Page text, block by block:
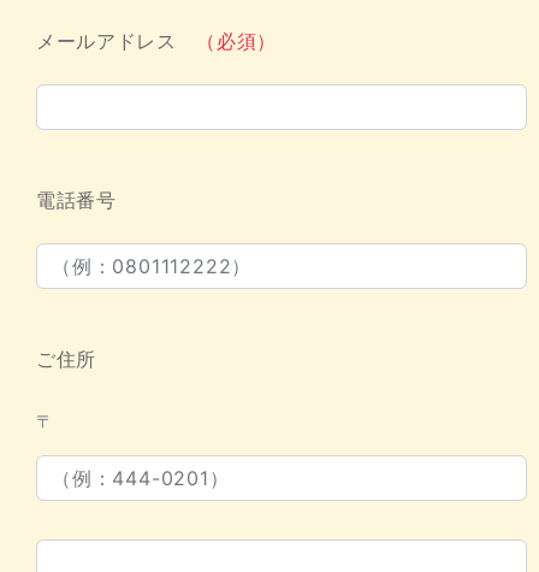
メールアドレス （必須）
電話番号
ご住所
〒